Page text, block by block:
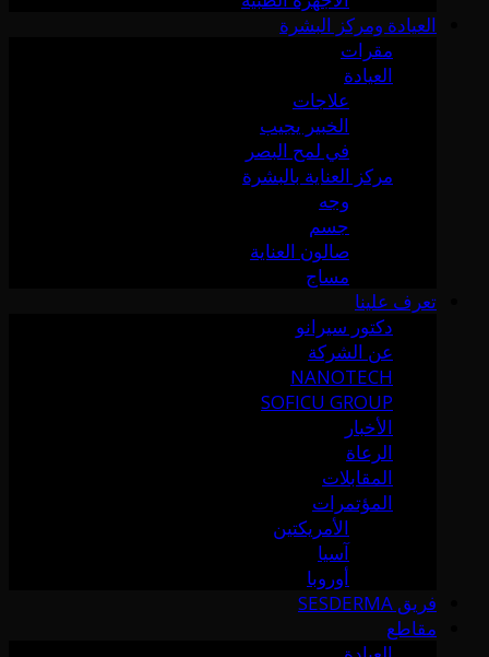
العيادة ومركز البشرة
مقرات
العيادة
علاجات
الخبير يجيب
في لمح البصر
مركز العناية بالبشرة
وجه
جسم
صالون العناية
مساج
تعرف علينا
دكتور سيرانو
عن الشركة
NANOTECH
SOFICU GROUP
الأخبار
الرعاة
المقابلات
المؤتمرات
الأمريكتين
آسيا
أوروبا
فريق SESDERMA
مقاطع